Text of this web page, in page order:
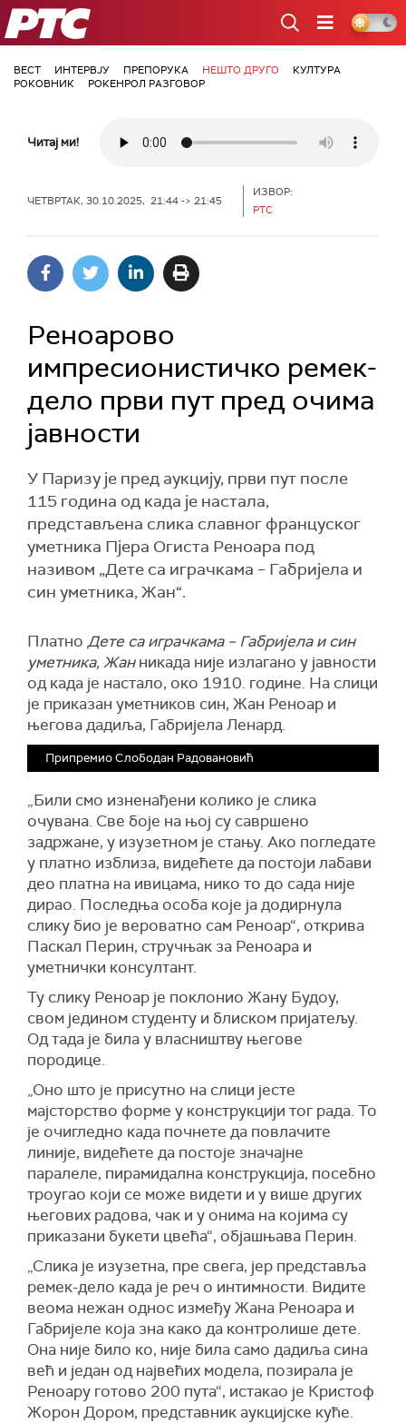
РТС
ВЕСТ ИНТЕРВЈУ ПРЕПОРУКА НЕШТО ДРУГО
КУЛТУРА
РОКОВНИК
РОКЕНРОЛ РАЗГОВОР
Читај ми!
ЧЕТВРТАК, 30.10.2025, 21:44 -> 21:45
ИЗВОР:
РТС
Реноарово
импресионистичко ремек-
дело први пут пред очима
јавности
У Паризу је пред аукцију, први пут после
115 година од када је настала,
представљена слика славног француског
уметника Пјера Огиста Реноара под
називом „Дете са играчкама – Габријела и
син уметника, Жан“.
Платно Дете са играчкама – Габријела и син
уметника, Жанникада није излагано у јавности
од када је настало, око 1910. године. На слици
је приказан уметников син, Жан Реноар и
његова дадиља, Габријела Ленард.
Припремио Слободан Радовановић
„Били смо изненађени колико је слика
очувана. Све боје на њој су савршено
задржане, у изузетном је стању. Ако погледате
у платно изблиза, видећете да постоји лабави
део платна на ивицама, нико то до сада није
дирао. Последња особа које ја додирнула
слику био је вероватно сам Реноар“, открива
Паскал Перин, стручњак за Реноара и
уметнички консултант.
Ту слику Реноар је поклонио Жану Будоу,
свом једином студенту и блиском пријатељу.
Од тада је била у власништву његове
породице.
„Оно што је присутно на слици јесте
мајсторство форме у конструкцији тог рада. То
је очигледно када почнете да повлачите
линије, видећете да постоје значајне
паралеле, пирамидална конструкција, посебно
троугао који се може видети и у више других
његових радова, чак и у онима на којима су
приказани букети цвећа“, објашњава Перин.
„Слика је изузетна, пре свега, јер представља
ремек-дело када је реч о интимности. Видите
веома нежан однос између Жана Реноара и
Габријеле која зна како да контролише дете.
Она није било ко, није била само дадиља сина
већ и један од највећих модела, позирала је
Реноару готово 200 пута“, истакао је Кристоф
Жорон Дoрoм, представник аукцијске куће.